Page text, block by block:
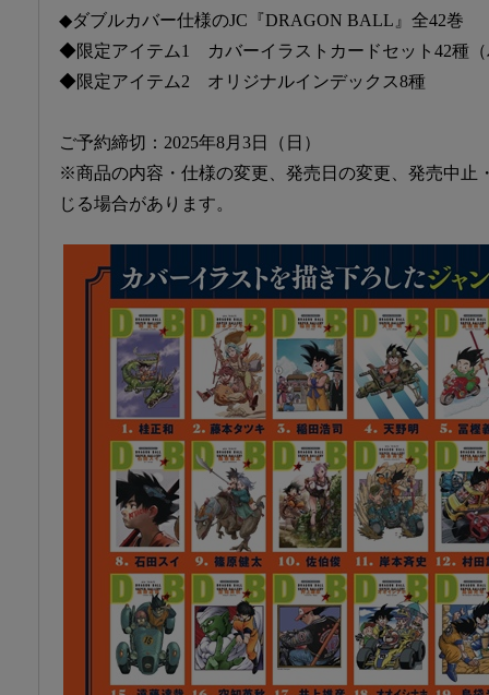
◆ダブルカバー仕様のJC『DRAGON BALL』全42巻
◆限定アイテム1 カバーイラストカードセット42種（
◆限定アイテム2 オリジナルインデックス8種
ご予約締切：2025年8月3日（日）
※商品の内容・仕様の変更、発売日の変更、発売中止
じる場合があります。